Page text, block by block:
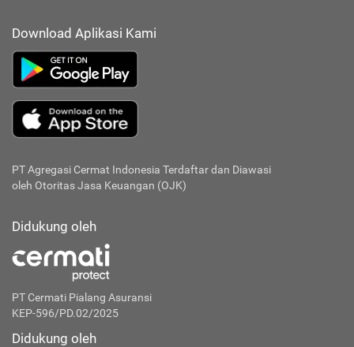
Download Aplikasi Kami
PT Agregasi Cermat Indonesia Terdaftar dan Diawasi
oleh Otoritas Jasa Keuangan (OJK)
Didukung oleh
PT Cermati Pialang Asuransi
KEP-596/PD.02/2025
Didukung oleh